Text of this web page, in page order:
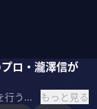
ロ・瀧澤信が
月イチで株式相場の解説を行う、「マーケット超分析」の8月回。後編では四季報のプロ瀧澤信が、テンバガーを狙える注目銘柄を紹介。 ＜出演者＞ 柴田阿弥｜MC 木野内栄治｜大和証券 チーフテクニカルアナリスト 瀧澤信｜複眼経済塾 塾頭 もっと見る